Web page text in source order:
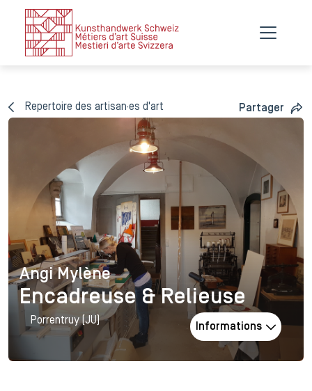
Repertoire des artisan·es d'art Partager
Angi Mylène
Angi Mylène
Encadreuse & Relieuse
Porrentruy (JU)
Informations